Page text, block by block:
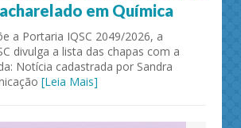
em Química
a Portaria IQSC 2049/2026, a
divulga a lista das chapas com a
Notícia cadastrada por Sandra
[Leia Mais]